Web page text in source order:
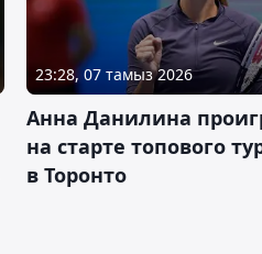
23:28, 07 тамыз 2026
Анна Данилина
на старте топового
в Торонто